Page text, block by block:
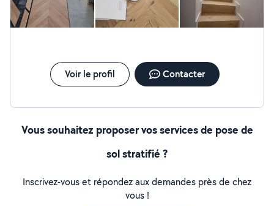
Voir le profil Contacter
Vous souhaitez proposer vos services de pose de
sol stratifié ?
Inscrivez-vous et répondez aux demandes près de chez
vous !